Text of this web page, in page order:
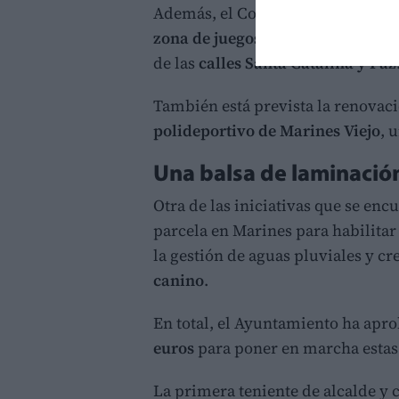
Además, el Consistorio prevé
zona de juegos infantiles en
de las calles Santa Catalina y Paz
También está prevista la
polideportivo de Marines Viejo,
Una balsa de
Otra de las iniciativas que se
parcela en Marines para
la gestión de aguas pluviales y
canino.
En total, el Ayuntamiento ha
euros para poner en marcha
La primera teniente de alcalde y